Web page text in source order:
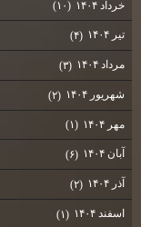
خرداد ۱۴۰۴ (۱۰)
تیر ۱۴۰۴ (۴)
مرداد ۱۴۰۴ (۳)
شهریور ۱۴۰۴ (۲)
مهر ۱۴۰۴ (۱)
آبان ۱۴۰۴ (۶)
آذر ۱۴۰۴ (۲)
اسفند ۱۴۰۴ (۱)